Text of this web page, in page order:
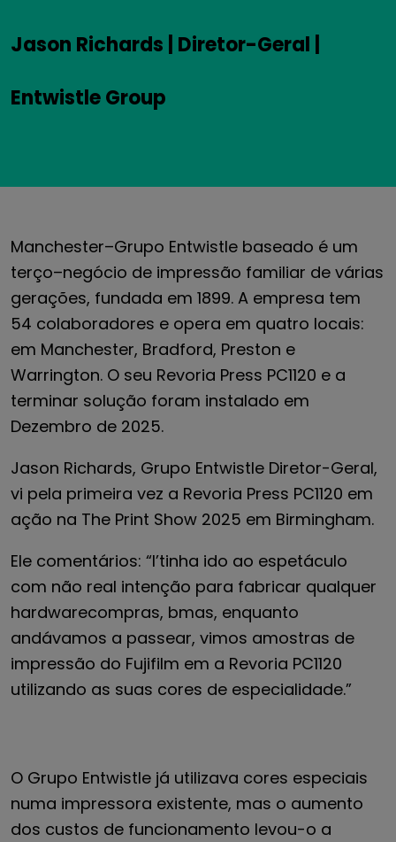
Jason Richards | Diretor-Geral |
Entwistle Group
Manchester–Grupo Entwistle baseado é um
terço–negócio de impressão familiar de várias
gerações, fundada em 1899. A empresa tem
54 colaboradores e opera em quatro locais:
em Manchester, Bradford, Preston e
Warrington. O seu Revoria Press PC1120 e a
terminar solução foram instalado em
Dezembro de 2025.
Jason Richards, Grupo Entwistle Diretor-Geral,
vi pela primeira vez a Revoria Press PC1120 em
ação na The Print Show 2025 em Birmingham.
Ele comentários: “I’tinha ido ao espetáculo
com não real intenção para fabricar qualquer
hardwarecompras, bmas, enquanto
andávamos a passear, vimos amostras de
impressão do Fujifilm em a Revoria PC1120
utilizando as suas cores de especialidade.”
O Grupo Entwistle já utilizava cores especiais
numa impressora existente, mas o aumento
dos custos de funcionamento levou-o a